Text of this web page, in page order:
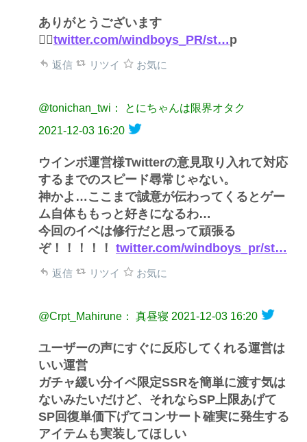
ありがとうございます
🙇‍♂️twitter.com/windboys_PR/st…p
返信 リツイ お気に
@tonichan_twi： とにちゃんは限界オタク
2021-12-03 16:20
ウインボ運営様Twitterの意見取り入れて対応
するまでのスピード尋常じゃない。
神かよ…ここまで誠意が伝わってくるとゲー
ム自体ももっと好きになるわ…
今回のイベは修行だと思って頑張る
ぞ！！！！！ twitter.com/windboys_pr/st…
返信 リツイ お気に
@Crpt_Mahirune： 真昼寝 2021-12-03 16:20
ユーザーの声にすぐに反応してくれる運営は
いい運営
ガチャ緩い分イベ限定SSRを簡単に渡す気は
ないみたいだけど、それならSP上限あげて
SP回復単価下げてコンサート確実に発生する
アイテムも実装してほしい